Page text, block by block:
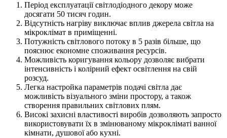
Період експлуатації світлодіодного декору може
досягати 50 тисяч годин.
Відсутність нагріву виключає вплив джерела світла на
мікроклімат в приміщенні.
Потужність світлового потоку в 5 разів більше, що
пояснює економне споживання ресурсів.
Можливість коригування кольору дозволяє вибрати
інтенсивність і колірний ефект освітлення на свій
розсуд.
Легка настройка параметрів подачі світла дає
можливість візуального зміни простору, а також
створення правильних світлових плям.
Високі захисні властивості виробів дозволяють запросто
використовувати їх в змінюваному мікрокліматі ванної
кімнати, душової або кухні.